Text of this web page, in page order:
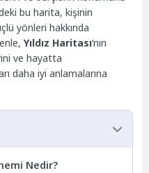
bu harita, kişinin
yönleri hakkında
Yıldız Haritası‘nın
ve hayatta
daha iyi anlamalarına
Nedir?